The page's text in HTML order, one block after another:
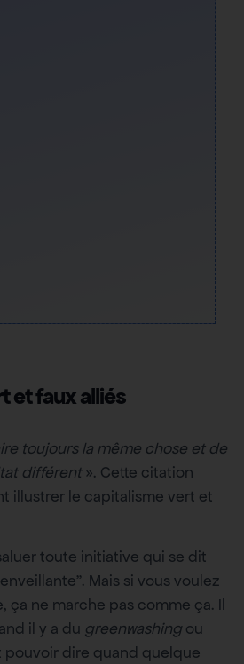
et faux alliés
toujours la même chose et de
différent». Cette citation
illustrer le capitalisme vert et
toute initiative qui se dit
Mais si vous voulez
ça ne marche pas comme ça. Il
il y a du greenwashing ou
pouvoir dire quand quelque